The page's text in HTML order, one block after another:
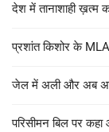
देश में तानाशाही ख़त्म
प्रशांत किशोर के MLA
जेल में अली और अब
परिसीमन बिल पर